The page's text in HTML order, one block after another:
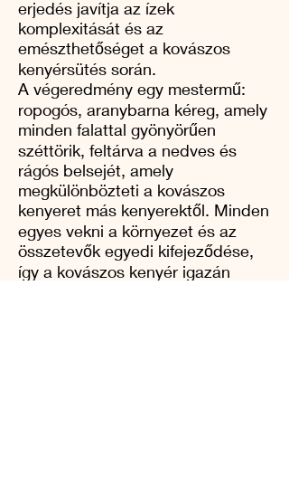
erjedés javítja az ízek
komplexitását és az
emészthetőséget a kovászos
kenyérsütés során.
A végeredmény egy mestermű:
ropogós, aranybarna kéreg, amely
minden falattal gyönyörűen
széttörik, feltárva a nedves és
rágós belsejét, amely
megkülönbözteti a kovászos
kenyeret más kenyerektől. Minden
egyes vekni a környezet és az
összetevők egyedi kifejeződése,
így a kovászos kenyér igazán